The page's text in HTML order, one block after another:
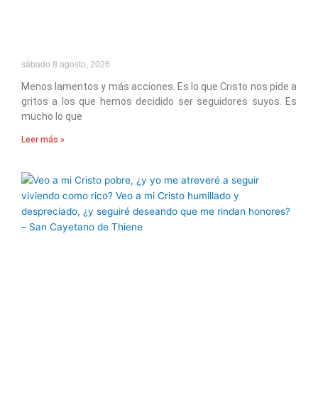
sábado 8 agosto, 2026
Menos lamentos y más acciones. Es lo que Cristo nos pide a
gritos a los que hemos decidido ser seguidores suyos. Es
mucho lo que
Leer más »